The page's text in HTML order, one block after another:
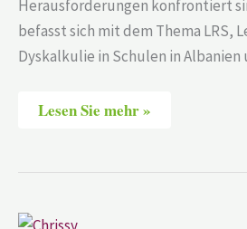
Herausforderungen konfrontiert
befasst sich mit dem Thema LRS,
Dyskalkulie in Schulen in Albanien
Lesen Sie mehr »
Chrissy